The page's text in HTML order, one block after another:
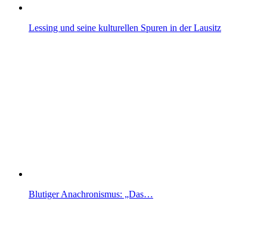
Lessing und seine kulturellen Spuren in der Lausitz
Blutiger Anachronismus: „Das…